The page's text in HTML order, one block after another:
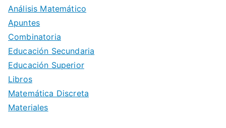
Análisis Matemático
Apuntes
Combinatoria
Educación Secundaria
Educación Superior
Libros
Matemática Discreta
Materiales